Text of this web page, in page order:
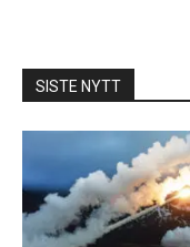
SISTE NYTT